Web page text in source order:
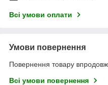
Всі умови оплати
Умови повернення
Повернення товару
Всі умови повернення